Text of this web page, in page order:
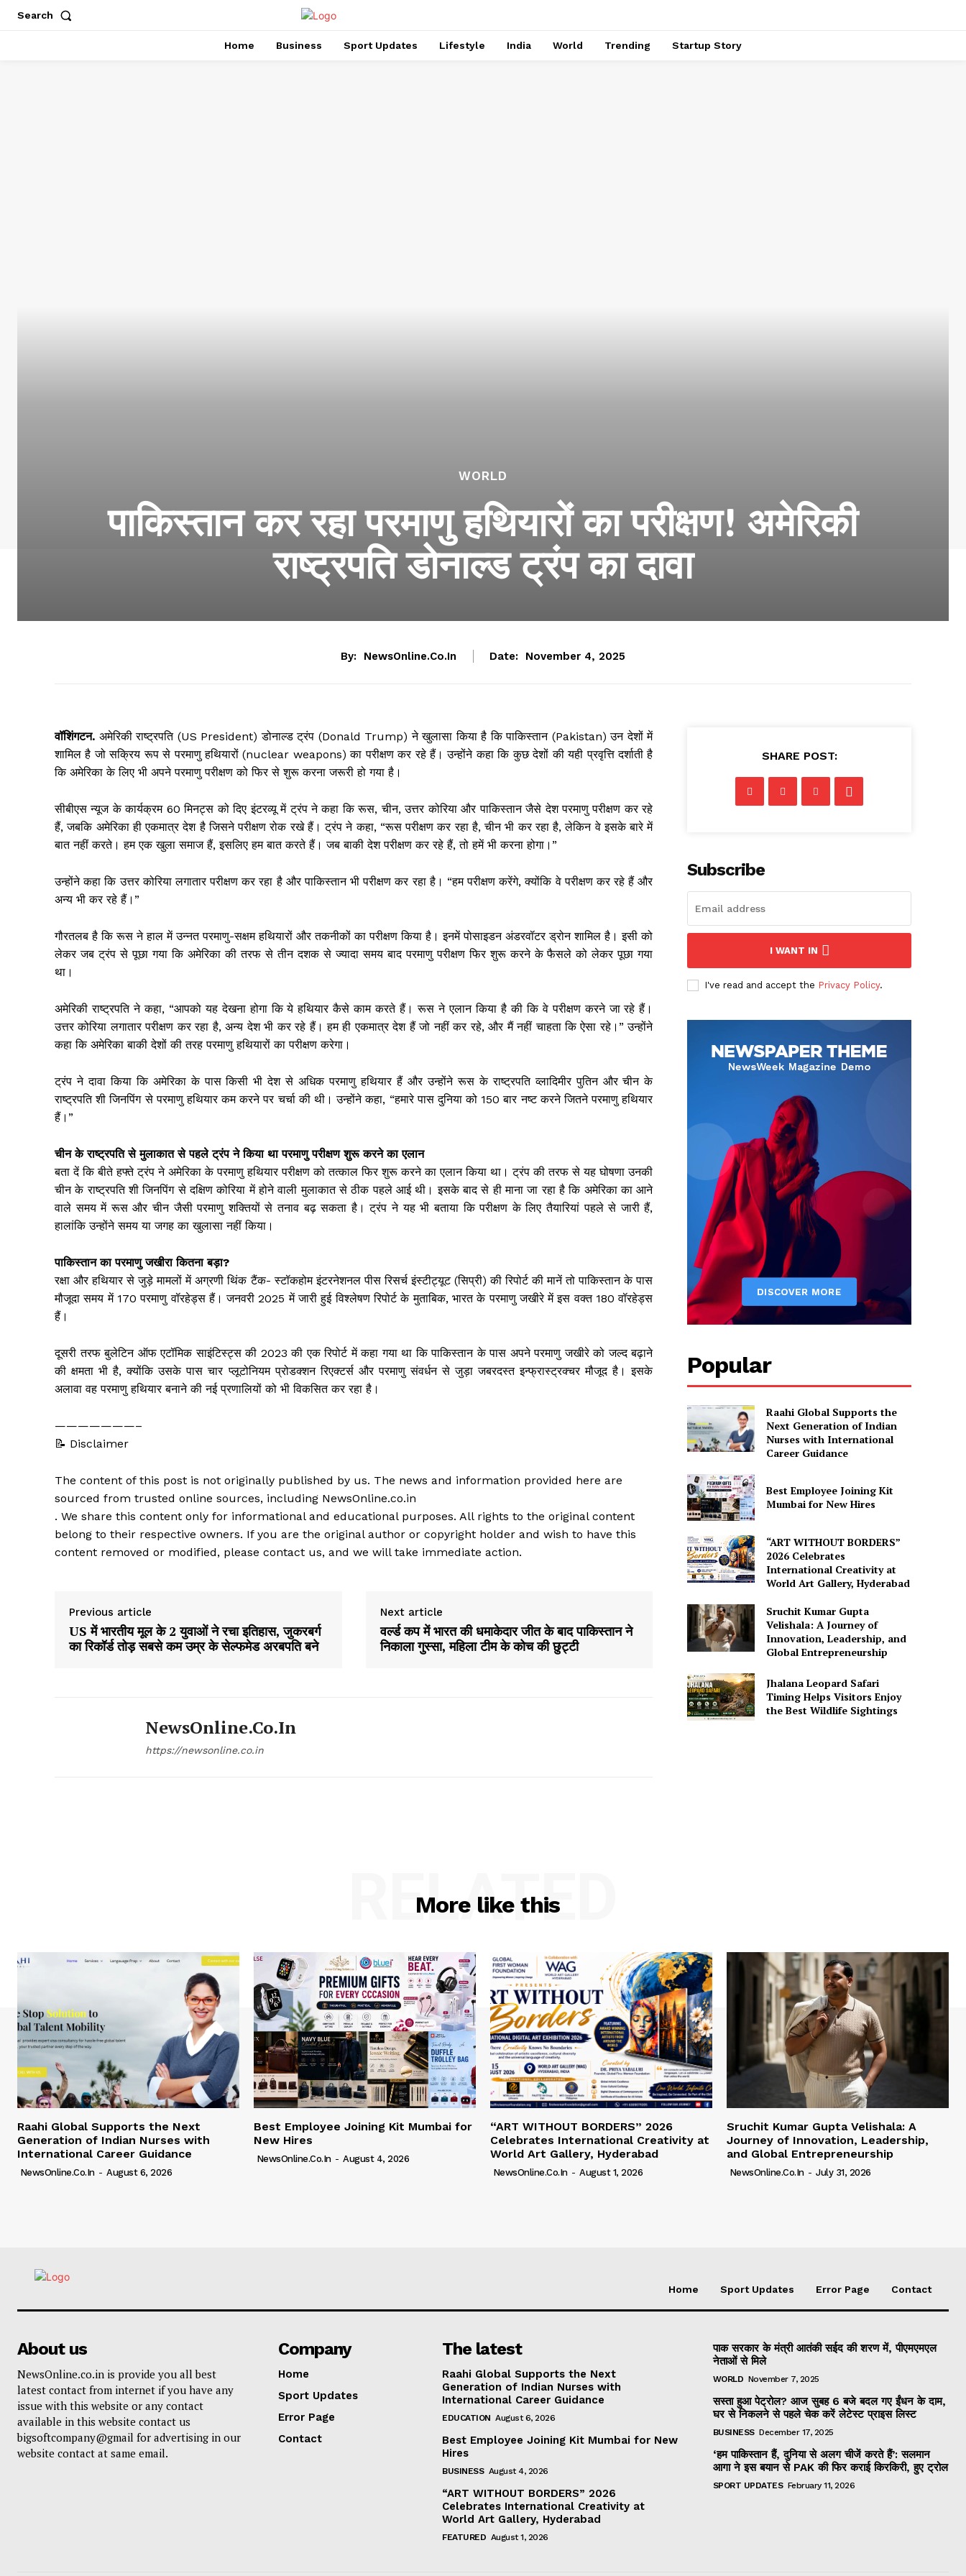
Search
Home Business Sport Updates Lifestyle India World Trending Startup Story
WORLD
पाकिस्तान कर रहा परमाणु हथियारों का परीक्षण! अमेरिकी
राष्ट्रपति डोनाल्ड ट्रंप का दावा
By: NewsOnline.co.in Date: November 4, 2025
वॉशिंगटन. अमेरिकी राष्ट्रपति (US President) डोनाल्ड ट्रंप (Donald Trump) ने खुलासा किया है कि पाकिस्तान (Pakistan) उन देशों में
शामिल है जो सक्रिय रूप से परमाणु हथियारों (nuclear weapons) का परीक्षण कर रहे हैं। उन्होंने कहा कि कुछ देशों की यही प्रवृत्ति दर्शाती है
कि अमेरिका के लिए भी अपने परमाणु परीक्षण को फिर से शुरू करना जरूरी हो गया है।
सीबीएस न्यूज के कार्यक्रम 60 मिनट्स को दिए इंटरव्यू में ट्रंप ने कहा कि रूस, चीन, उत्तर कोरिया और पाकिस्तान जैसे देश परमाणु परीक्षण कर रहे
हैं, जबकि अमेरिका ही एकमात्र देश है जिसने परीक्षण रोक रखे हैं। ट्रंप ने कहा, “रूस परीक्षण कर रहा है, चीन भी कर रहा है, लेकिन वे इसके बारे में
बात नहीं करते। हम एक खुला समाज हैं, इसलिए हम बात करते हैं। जब बाकी देश परीक्षण कर रहे हैं, तो हमें भी करना होगा।”
उन्होंने कहा कि उत्तर कोरिया लगातार परीक्षण कर रहा है और पाकिस्तान भी परीक्षण कर रहा है। “हम परीक्षण करेंगे, क्योंकि वे परीक्षण कर रहे हैं और
अन्य भी कर रहे हैं।”
गौरतलब है कि रूस ने हाल में उन्नत परमाणु-सक्षम हथियारों और तकनीकों का परीक्षण किया है। इनमें पोसाइडन अंडरवॉटर ड्रोन शामिल है। इसी को
लेकर जब ट्रंप से पूछा गया कि अमेरिका की तरफ से तीन दशक से ज्यादा समय बाद परमाणु परीक्षण फिर शुरू करने के फैसले को लेकर पूछा गया
था।
अमेरिकी राष्ट्रपति ने कहा, “आपको यह देखना होगा कि ये हथियार कैसे काम करते हैं। रूस ने एलान किया है की कि वे परीक्षण करने जा रहे हैं।
उत्तर कोरिया लगातार परीक्षण कर रहा है, अन्य देश भी कर रहे हैं। हम ही एकमात्र देश हैं जो नहीं कर रहे, और मैं नहीं चाहता कि ऐसा रहे।” उन्होंने
कहा कि अमेरिका बाकी देशों की तरह परमाणु हथियारों का परीक्षण करेगा।
ट्रंप ने दावा किया कि अमेरिका के पास किसी भी देश से अधिक परमाणु हथियार हैं और उन्होंने रूस के राष्ट्रपति व्लादिमीर पुतिन और चीन के
राष्ट्रपति शी जिनपिंग से परमाणु हथियार कम करने पर चर्चा की थी। उन्होंने कहा, “हमारे पास दुनिया को 150 बार नष्ट करने जितने परमाणु हथियार
हैं।”
चीन के राष्ट्रपति से मुलाकात से पहले ट्रंप ने किया था परमाणु परीक्षण शुरू करने का एलान
बता दें कि बीते हफ्ते ट्रंप ने अमेरिका के परमाणु हथियार परीक्षण को तत्काल फिर शुरू करने का एलान किया था। ट्रंप की तरफ से यह घोषणा उनकी
चीन के राष्ट्रपति शी जिनपिंग से दक्षिण कोरिया में होने वाली मुलाकात से ठीक पहले आई थी। इसके बाद से ही माना जा रहा है कि अमेरिका का आने
वाले समय में रूस और चीन जैसी परमाणु शक्तियों से तनाव बढ़ सकता है। ट्रंप ने यह भी बताया कि परीक्षण के लिए तैयारियां पहले से जारी हैं,
हालांकि उन्होंने समय या जगह का खुलासा नहीं किया।
पाकिस्तान का परमाणु जखीरा कितना बड़ा?
रक्षा और हथियार से जुड़े मामलों में अग्रणी थिंक टैंक- स्टॉकहोम इंटरनेशनल पीस रिसर्च इंस्टीट्यूट (सिप्री) की रिपोर्ट की मानें तो पाकिस्तान के पास
मौजूदा समय में 170 परमाणु वॉरहेड्स हैं। जनवरी 2025 में जारी हुई विश्लेषण रिपोर्ट के मुताबिक, भारत के परमाणु जखीरे में इस वक्त 180 वॉरहेड्स
हैं।
दूसरी तरफ बुलेटिन ऑफ एटॉमिक साइंटिस्ट्स की 2023 की एक रिपोर्ट में कहा गया था कि पाकिस्तान के पास अपने परमाणु जखीरे को जल्द बढ़ाने
की क्षमता भी है, क्योंकि उसके पास चार प्लूटोनियम प्रोडक्शन रिएक्टर्स और परमाणु संवर्धन से जुड़ा जबरदस्त इन्फ्रास्ट्रक्चर मौजूद है। इसके
अलावा वह परमाणु हथियार बनाने की नई प्रणालियों को भी विकसित कर रहा है।
———————–
📝 Disclaimer
The content of this post is not originally published by us. The news and information provided here are
sourced from trusted online sources, including NewsOnline.co.in
. We share this content only for informational and educational purposes. All rights to the original content
belong to their respective owners. If you are the original author or copyright holder and wish to have this
content removed or modified, please contact us, and we will take immediate action.
Previous article
US में भारतीय मूल के 2 युवाओं ने रचा इतिहास, जुकरबर्ग
का रिकॉर्ड तोड़ सबसे कम उम्र के सेल्फमेड अरबपति बने
Next article
वर्ल्ड कप में भारत की धमाकेदार जीत के बाद पाकिस्तान ने
निकाला गुस्सा, महिला टीम के कोच की छुट्टी
NewsOnline.co.in
https://newsonline.co.in
SHARE POST:
Subscribe
I WANT IN
I've read and accept the Privacy Policy.
Popular
Raahi Global Supports the
Next Generation of Indian
Nurses with International
Career Guidance
Best Employee Joining Kit
Mumbai for New Hires
“ART WITHOUT BORDERS”
2026 Celebrates
International Creativity at
World Art Gallery, Hyderabad
Sruchit Kumar Gupta
Velishala: A Journey of
Innovation, Leadership, and
Global Entrepreneurship
Jhalana Leopard Safari
Timing Helps Visitors Enjoy
the Best Wildlife Sightings
More like this
RELATED
Raahi Global Supports the Next
Generation of Indian Nurses with
International Career Guidance
NewsOnline.co.in - August 6, 2026
Best Employee Joining Kit Mumbai for
New Hires
NewsOnline.co.in - August 4, 2026
“ART WITHOUT BORDERS” 2026
Celebrates International Creativity at
World Art Gallery, Hyderabad
NewsOnline.co.in - August 1, 2026
Sruchit Kumar Gupta Velishala: A
Journey of Innovation, Leadership,
and Global Entrepreneurship
NewsOnline.co.in - July 31, 2026
Home Sport Updates Error Page Contact
About us
NewsOnline.co.in is provide you all best
latest contact from internet if you have any
issue with this website or any contact
available in this website contact us
bigsoftcompany@gmail for advertising in our
website contact at same email.
Company
Home
Sport Updates
Error Page
Contact
The latest
Raahi Global Supports the Next
Generation of Indian Nurses with
International Career Guidance
EDUCATION August 6, 2026
Best Employee Joining Kit Mumbai for New
Hires
BUSINESS August 4, 2026
“ART WITHOUT BORDERS” 2026
Celebrates International Creativity at
World Art Gallery, Hyderabad
FEATURED August 1, 2026
पाक सरकार के मंत्री आतंकी सईद की शरण में, पीएमएमएल
नेताओं से मिले
WORLD November 7, 2025
सस्ता हुआ पेट्रोल? आज सुबह 6 बजे बदल गए ईंधन के दाम,
घर से निकलने से पहले चेक करें लेटेस्ट प्राइस लिस्ट
BUSINESS December 17, 2025
‘हम पाकिस्तान हैं, दुनिया से अलग चीजें करते हैं’: सलमान
आगा ने इस बयान से PAK की फिर कराई किरकिरी, हुए ट्रोल
SPORT UPDATES February 11, 2026